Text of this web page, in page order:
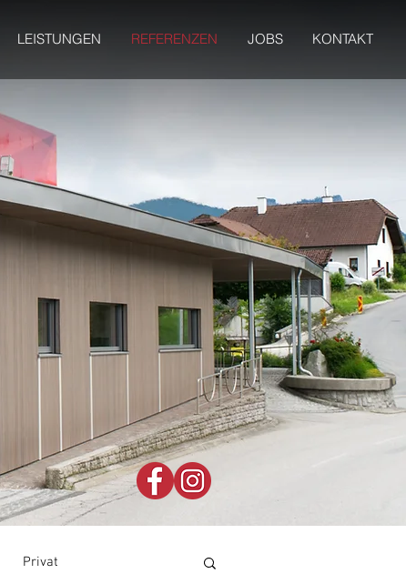
LEISTUNGEN REFERENZEN JOBS KONTAKT
Privat